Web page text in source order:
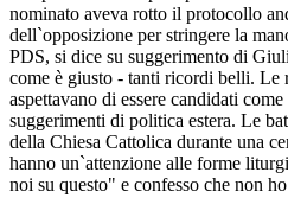
nominato aveva rotto il protocollo
dell`opposizione per stringere la
PDS, si dice su suggerimento di
come è giusto - tanti ricordi belli. Le
aspettavano di essere candidati
suggerimenti di politica estera. Le
della Chiesa Cattolica durante una
hanno un`attenzione alle forme
noi su questo" e confesso che non